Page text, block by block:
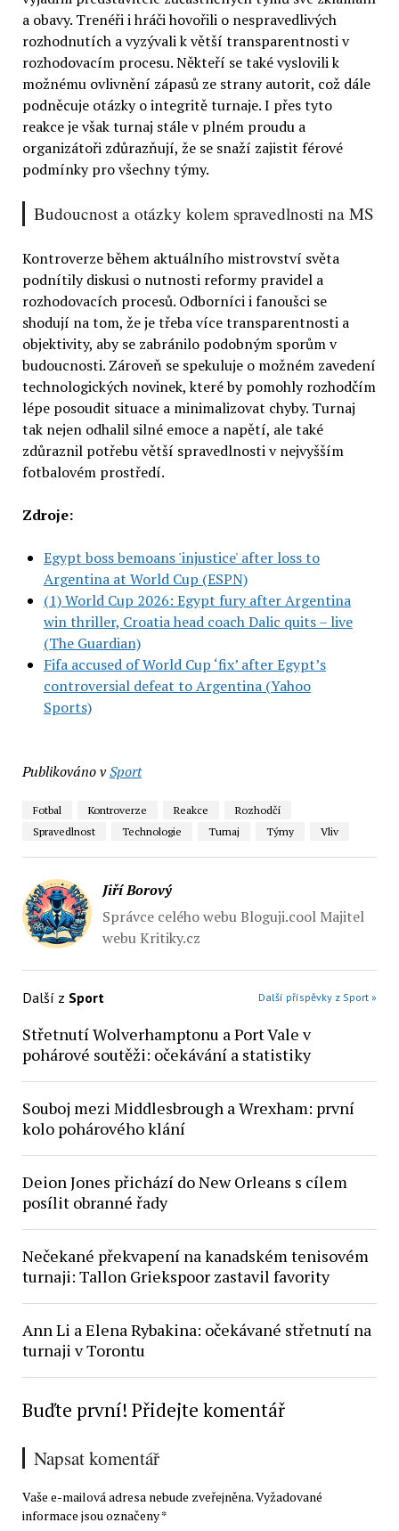
a obavy. Trenéři i hráči hovořili o nespravedlivých
rozhodnutích a vyzývali k větší transparentnosti v
rozhodovacím procesu. Někteří se také vyslovili k
možnému ovlivnění zápasů ze strany autorit, což dále
podněcuje otázky o integritě turnaje. I přes tyto
reakce je však turnaj stále v plném proudu a
organizátoři zdůrazňují, že se snaží zajistit férové
podmínky pro všechny týmy.
Budoucnost a otázky kolem spravedlnosti na MS
Kontroverze během aktuálního mistrovství světa
podnítily diskusi o nutnosti reformy pravidel a
rozhodovacích procesů. Odborníci i fanoušci se
shodují na tom, že je třeba více transparentnosti a
objektivity, aby se zabránilo podobným sporům v
budoucnosti. Zároveň se spekuluje o možném zavedení
technologických novinek, které by pomohly rozhodčím
lépe posoudit situace a minimalizovat chyby. Turnaj
tak nejen odhalil silné emoce a napětí, ale také
zdůraznil potřebu větší spravedlnosti v nejvyšším
fotbalovém prostředí.
Zdroje:
Egypt boss bemoans 'injustice' after loss to
Argentina at World Cup (ESPN)
(1) World Cup 2026: Egypt fury after Argentina
win thriller, Croatia head coach Dalic quits – live
(The Guardian)
Fifa accused of World Cup ‘fix’ after Egypt’s
controversial defeat to Argentina (Yahoo
Sports)
Publikováno vSport
Fotbal Kontroverze Reakce
Rozhodčí
Spravedlnost
Technologie Turnaj Týmy Vliv
Jiří Borový
Správce celého webu Bloguji.cool Majitel
webu Kritiky.cz
Další z Sport Další příspěvky z Sport »
Střetnutí Wolverhamptonu a Port Vale v
pohárové soutěži: očekávání a statistiky
Souboj mezi Middlesbrough a Wrexham: první
kolo pohárového klání
Deion Jones přichází do New Orleans s cílem
posílit obranné řady
Nečekané překvapení na kanadském tenisovém
turnaji: Tallon Griekspoor zastavil favority
Ann Li a Elena Rybakina: očekávané střetnutí na
turnaji v Torontu
Buďte první! Přidejte komentář
Napsat komentář
Vaše e-mailová adresa nebude zveřejněna.Vyžadované
informace jsou označeny*